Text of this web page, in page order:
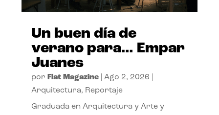
Un buen día de
verano para… Empar
Juanes
por Flat Magazine| Ago 2, 2026
Arquitectura, Reportaje
Graduada en Arquitectura y Arte y